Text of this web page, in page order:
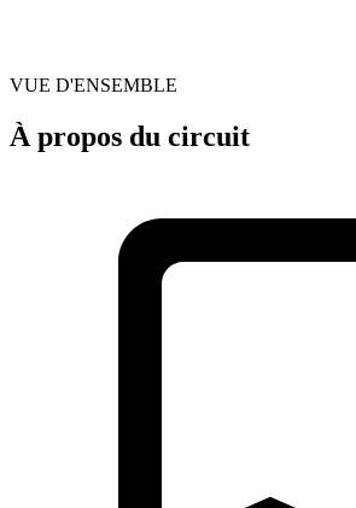
VUE D'ENSEMBLE
À propos du circuit